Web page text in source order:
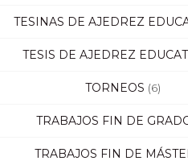
TESINAS DE AJEDREZ
TESIS DE AJEDREZ
TORNEOS (6)
TRABAJOS FIN DE
TRABAJOS FIN DE